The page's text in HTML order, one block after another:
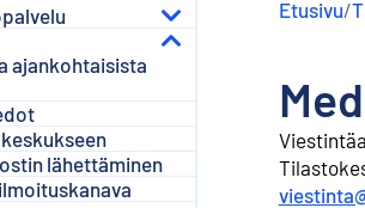
ajankohtaisista
lähettäminen
Etusivu/